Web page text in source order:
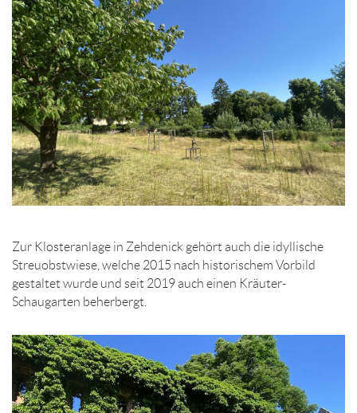
Zur Klosteranlage in Zehdenick gehört auch die idyllische
Streuobstwiese, welche 2015 nach historischem Vorbild
gestaltet wurde und seit 2019 auch einen Kräuter-
Schaugarten beherbergt.